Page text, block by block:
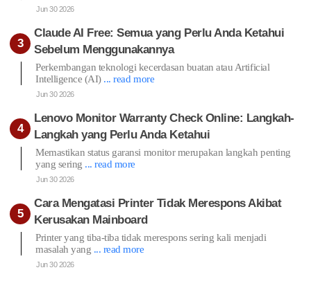
Jun 30 2026
Claude AI Free: Semua yang Perlu Anda Ketahui
Sebelum Menggunakannya
Perkembangan teknologi kecerdasan buatan atau Artificial
Intelligence (AI) ... read more
Jun 30 2026
Lenovo Monitor Warranty Check Online: Langkah-
Langkah yang Perlu Anda Ketahui
Memastikan status garansi monitor merupakan langkah penting
yang sering ... read more
Jun 30 2026
Cara Mengatasi Printer Tidak Merespons Akibat
Kerusakan Mainboard
Printer yang tiba-tiba tidak merespons sering kali menjadi
masalah yang ... read more
Jun 30 2026